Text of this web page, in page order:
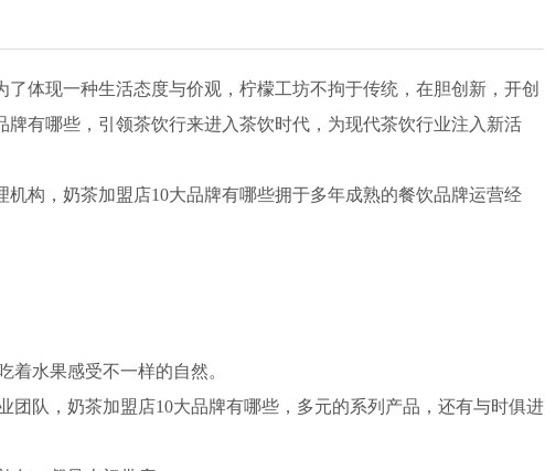
体现一种生活态度与价观，柠檬工坊不拘于传统，在胆创新，开创
牌有哪些，引领茶饮行来进入茶饮时代，为现代茶饮行业注入新活
构，奶茶加盟店10大品牌有哪些拥于多年成熟的餐饮品牌运营经
水果感受不一样的自然。
团队，奶茶加盟店10大品牌有哪些，多元的系列产品，还有与时俱进